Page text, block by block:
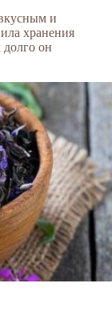
и
хранения
он